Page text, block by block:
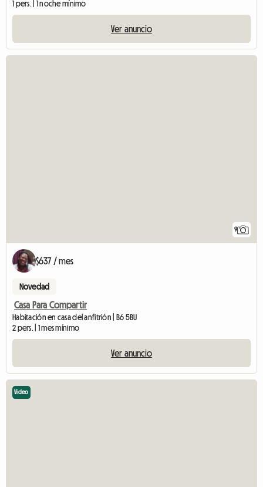
1 pers. | 1 noche mínimo
Ver anuncio
9
$637 / mes
Novedad
Casa Para Compartir
Habitación en casa del anfitrión | B6 5BU
2 pers. | 1 mes mínimo
Ver anuncio
Video